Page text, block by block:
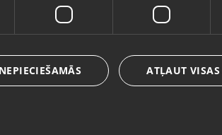
Latvian
ATĻAUT